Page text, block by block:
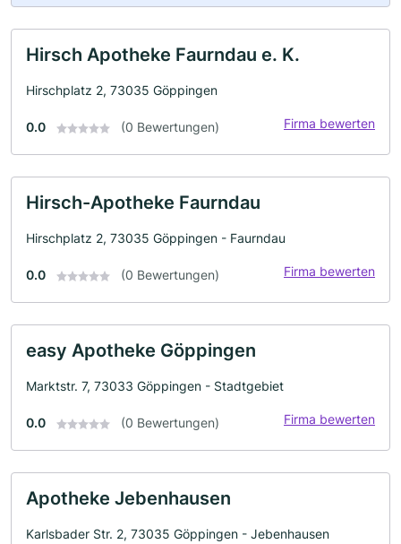
Hirsch Apotheke Faurndau e. K.
Hirschplatz 2, 73035 Göppingen
0.0 (0 Bewertungen) Firma bewerten
Hirsch-Apotheke Faurndau
Hirschplatz 2, 73035 Göppingen - Faurndau
0.0 (0 Bewertungen) Firma bewerten
easy Apotheke Göppingen
Marktstr. 7, 73033 Göppingen - Stadtgebiet
0.0 (0 Bewertungen) Firma bewerten
Apotheke Jebenhausen
Karlsbader Str. 2, 73035 Göppingen - Jebenhausen